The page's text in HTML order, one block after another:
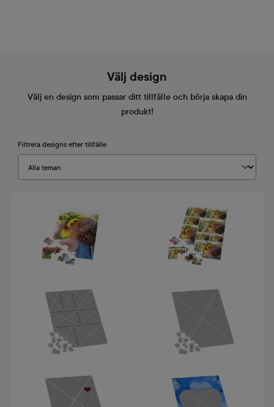
Välj design
Välj en design som passar ditt tillfälle och börja skapa din
produkt!
Filtrera designs efter tillfälle